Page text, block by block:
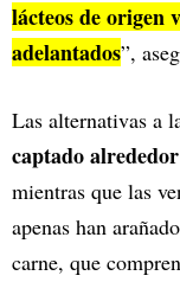
lácteos de origen
adelantados”,
Las alternativas a
captado
mientras que las
apenas han
carne, que